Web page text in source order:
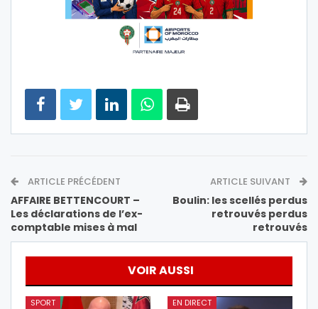
ARTICLE PRÉCÉDENT
AFFAIRE BETTENCOURT –
Les déclarations de l’ex-
comptable mises à mal
ARTICLE SUIVANT
Boulin: les scellés perdus
retrouvés perdus
retrouvés
VOIR AUSSI
SPORT EN DIRECT